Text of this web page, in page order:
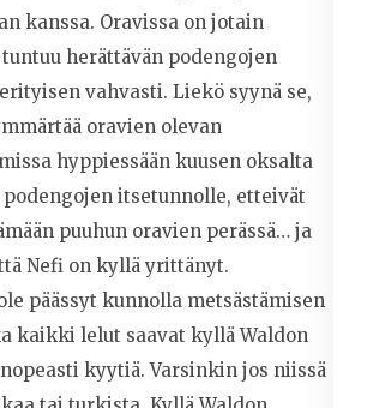
kanssa. Oravissa on jotain
herättävän podengojen
vahvasti. Liekö syynä se,
oravien olevan
hyppiessään kuusen oksalta
itsetunnolle, etteivät
puuhun oravien perässä… ja
Nefi on kyllä yrittänyt.
päässyt kunnolla metsästämisen
kaikki lelut saavat kyllä Waldon
kyytiä. Varsinkin jos niissä